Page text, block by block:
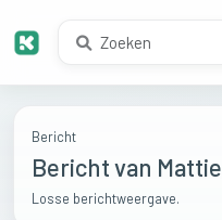
Bericht
Bericht van Mattie
Losse berichtweergave.